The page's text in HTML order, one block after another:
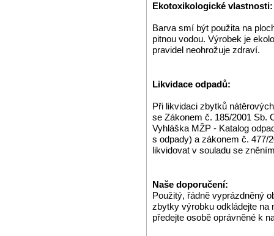
Ekotoxikologické vlastnosti:
Barva smí být použita na
pitnou vodou. Výrobek je
pravidel neohrožuje zdraví.
Likvidace odpadů:
Při likvidaci zbytků
se Zákonem č. 185/2001 Sb.
Vyhláška MŽP - Katalog
s odpady) a zákonem č. 477/
likvidovat v souladu se
Naše doporučení:
Použitý, řádně vyprázdněný
zbytky výrobku odkládejte na
předejte osobě oprávněné k